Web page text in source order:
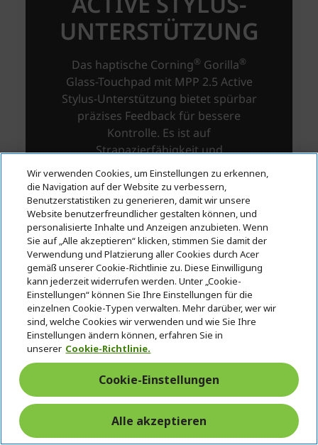
Wir verwenden Cookies, um Einstellungen zu erkennen,
die Navigation auf der Website zu verbessern,
Benutzerstatistiken zu generieren, damit wir unsere
Website benutzerfreundlicher gestalten können, und
personalisierte Inhalte und Anzeigen anzubieten. Wenn
Sie auf „Alle akzeptieren“ klicken, stimmen Sie damit der
Verwendung und Platzierung aller Cookies durch Acer
gemäß unserer Cookie-Richtlinie zu. Diese Einwilligung
kann jederzeit widerrufen werden. Unter „Cookie-
Einstellungen“ können Sie Ihre Einstellungen für die
einzelnen Cookie-Typen verwalten. Mehr darüber, wer wir
sind, welche Cookies wir verwenden und wie Sie Ihre
Einstellungen ändern können, erfahren Sie in
unserer Cookie-Richtlinie.
Cookie-Einstellungen
Alle akzeptieren